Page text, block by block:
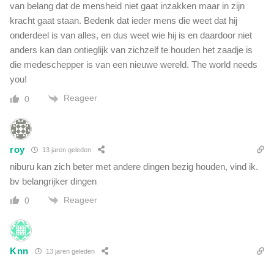
van belang dat de mensheid niet gaat inzakken maar in zijn
kracht gaat staan. Bedenk dat ieder mens die weet dat hij
onderdeel is van alles, en dus weet wie hij is en daardoor niet
anders kan dan ontieglijk van zichzelf te houden het zaadje is
die medeschepper is van een nieuwe wereld. The world needs
you!
0 Reageer
roy 13 jaren geleden
niburu kan zich beter met andere dingen bezig houden, vind ik.
bv belangrijker dingen
0 Reageer
Knn 13 jaren geleden